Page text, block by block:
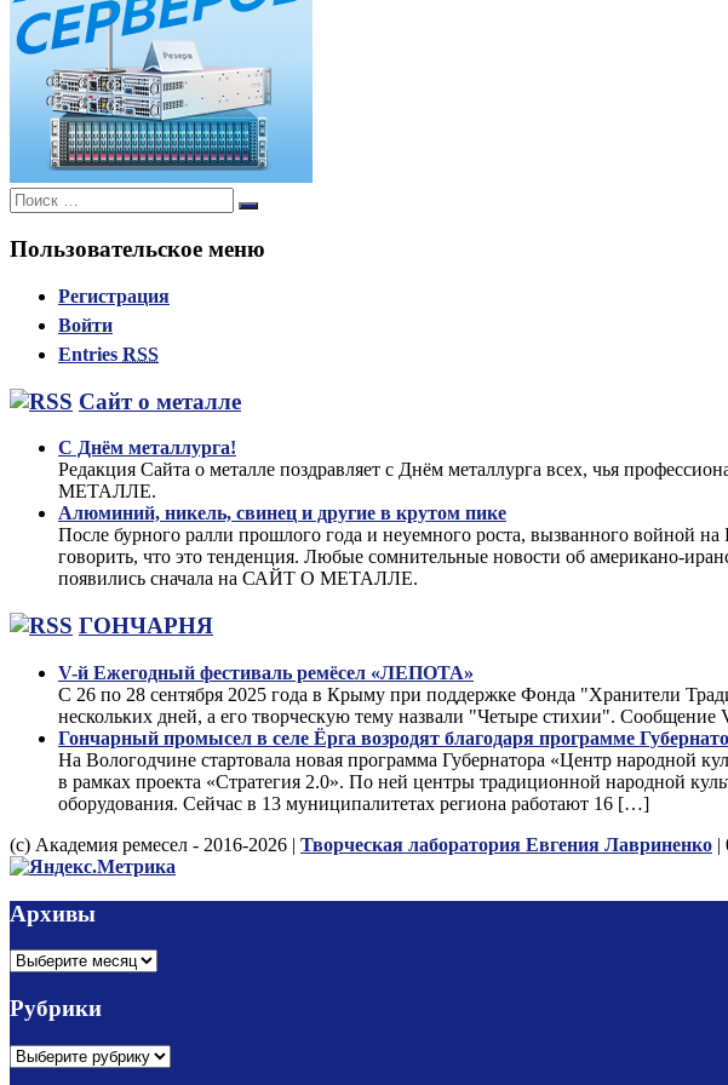
Поиск:
Поиск
Пользовательское меню
Регистрация
Войти
Entries RSS
Сайт о металле
С Днём металлурга!
Редакция Сайта о металле поздравляет с Днём металлурга всех, чья
МЕТАЛЛЕ.
Алюминий, никель, свинец и другие в крутом пике
После бурного ралли прошлого года и неуемного роста, вызванного войной
говорить, что это тенденция. Любые сомнительные новости об американо-
появились сначала на САЙТ О МЕТАЛЛЕ.
ГОНЧАРНЯ
V-й Ежегодный фестиваль ремёсел «ЛЕПОТА»
С 26 по 28 сентября 2025 года в Крыму при поддержке Фонда "Хранители
нескольких дней, а его творческую тему назвали "Четыре стихии".
Гончарный промысел в селе Ёрга возродят благодаря программе
На Вологодчине стартовала новая программа Губернатора «Центр народной
в рамках проекта «Стратегия 2.0». По ней центры традиционной народной
оборудования. Сейчас в 13 муниципалитетах региона работают 16 […]
(с) Академия ремесел - 2016-2026 | Творческая лаборатория Евгения Лавриненко |
Архивы
Архивы
Рубрики
Рубрики